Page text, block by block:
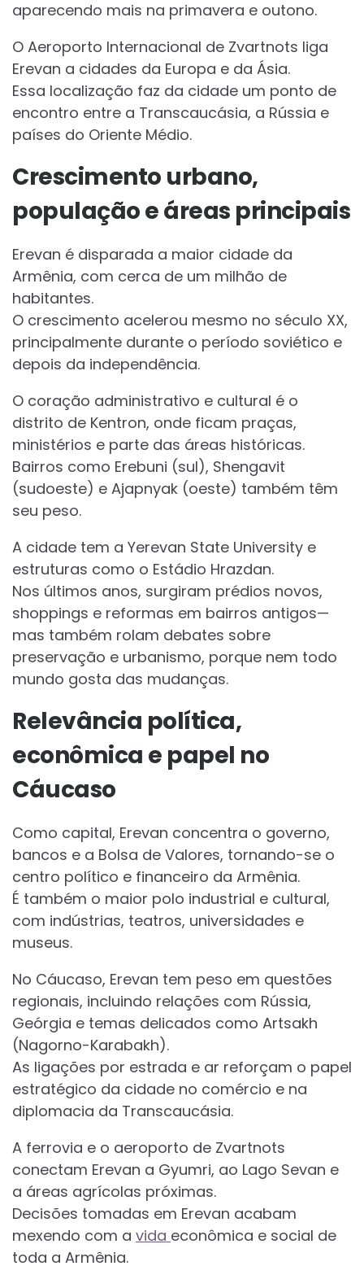
aparecendo mais na primavera e outono.
O Aeroporto Internacional de Zvartnots liga
Erevan a cidades da Europa e da Ásia.
Essa localização faz da cidade um ponto de
encontro entre a Transcaucásia, a Rússia e
países do Oriente Médio.
Crescimento urbano,
população e áreas principais
Erevan é disparada a maior cidade da
Armênia, com cerca de um milhão de
habitantes.
O crescimento acelerou mesmo no século XX,
principalmente durante o período soviético e
depois da independência.
O coração administrativo e cultural é o
distrito de Kentron, onde ficam praças,
ministérios e parte das áreas históricas.
Bairros como Erebuni (sul), Shengavit
(sudoeste) e Ajapnyak (oeste) também têm
seu peso.
A cidade tem a Yerevan State University e
estruturas como o Estádio Hrazdan.
Nos últimos anos, surgiram prédios novos,
shoppings e reformas em bairros antigos—
mas também rolam debates sobre
preservação e urbanismo, porque nem todo
mundo gosta das mudanças.
Relevância política,
econômica e papel no
Cáucaso
Como capital, Erevan concentra o governo,
bancos e a Bolsa de Valores, tornando-se o
centro político e financeiro da Armênia.
É também o maior polo industrial e cultural,
com indústrias, teatros, universidades e
museus.
No Cáucaso, Erevan tem peso em questões
regionais, incluindo relações com Rússia,
Geórgia e temas delicados como Artsakh
(Nagorno-Karabakh).
As ligações por estrada e ar reforçam o papel
estratégico da cidade no comércio e na
diplomacia da Transcaucásia.
A ferrovia e o aeroporto de Zvartnots
conectam Erevan a Gyumri, ao Lago Sevan e
a áreas agrícolas próximas.
Decisões tomadas em Erevan acabam
mexendo com a vida econômica e social de
toda a Armênia.